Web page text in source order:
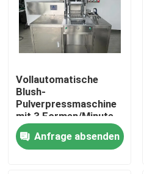
Vollautomatische
Blush-
Pulverpressmaschine
mit 3 Formen/Minute
Anfrage absenden